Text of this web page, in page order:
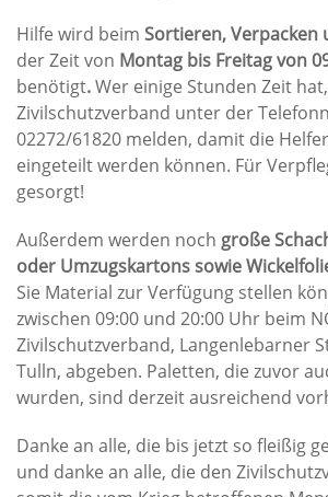
Hilfe wird beim Sortieren, Verpacken
der Zeit von Montag bis Freitag von
benötigt.Wer einige Stunden Zeit
Zivilschutzverband unter der
02272/61820 melden, damit die
eingeteilt werden können. Für
gesorgt!
Außerdem werden noch große
oder Umzugskartons sowie
Sie Material zur Verfügung stellen
zwischen 09:00 und 20:00 Uhr beim
Zivilschutzverband, Langenlebarner
Tulln, abgeben. Paletten, die zuvor
wurden, sind derzeit ausreichend
Danke an alle, die bis jetzt so fleißig
und danke an alle, die den